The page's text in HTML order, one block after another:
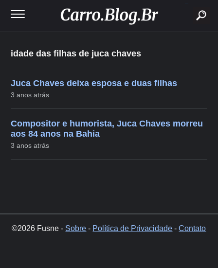
idade das filhas de juca chaves
Juca Chaves deixa esposa e duas filhas
3 anos atrás
Compositor e humorista, Juca Chaves morreu
aos 84 anos na Bahia
3 anos atrás
©2026 Fusne - Sobre - Política de Privacidade -Contato